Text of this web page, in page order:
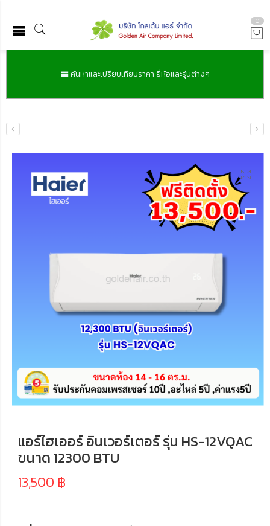
0
ค้นหาและเปรียบเทียบราคา ยี่ห้อและรุ่นต่างๆ
แอร์ไฮเออร์ อินเวอร์เตอร์ รุ่น HS-12VQAC
ขนาด 12300 BTU
13,500 ฿